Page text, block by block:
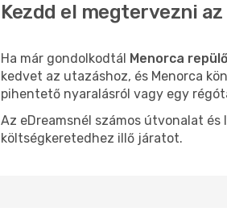
Kezdd el megtervezni
Ha már gondolkodtál Menorca
kedvet az utazáshoz, és Menorca
pihentető nyaralásról vagy egy
Az eDreamsnél számos útvonalat
költségkeretedhez illő járatot.